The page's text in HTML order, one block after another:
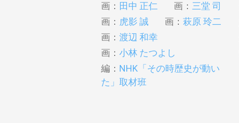
画： 田中 正仁 画： 三堂 司
画： 虎影 誠 画： 萩原 玲二
画： 渡辺 和幸
画： 小林 たつよし
編： NHK「その時歴史が動い
た」取材班